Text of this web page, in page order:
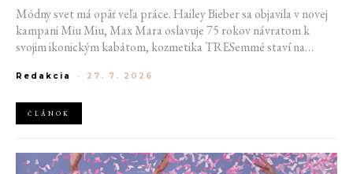
Módny svet má opäť veľa práce. Hailey Bieber sa objavila v novej
kampani Miu Miu, Max Mara oslavuje 75 rokov návratom k
svojim ikonickým kabátom, kozmetika TRESemmé staví na
a v San Franciscu pripravujú prvú veľkú americkú retrospektívu
Redakcia - 27. 7. 2026
ČLÁNOK